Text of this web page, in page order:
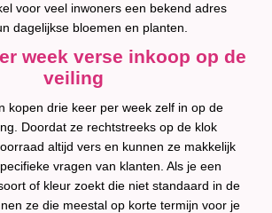
voor veel inwoners een bekend adres
dagelijkse bloemen en planten.
week verse inkoop op de
veiling
kopen drie keer per week zelf in op de
Doordat ze rechtstreeks op de klok
altijd vers en kunnen ze makkelijk
vragen van klanten. Als je een
of kleur zoekt die niet standaard in de
ze die meestal op korte termijn voor je